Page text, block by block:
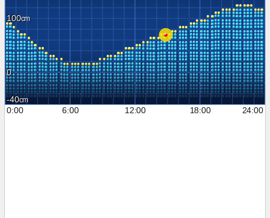
100
0
-40
0:00
6:00 12:00 18:00 24:00